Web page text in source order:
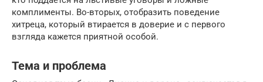
комплименты. Во-вторых, отобразить поведение
хитреца, который втирается в доверие и с первого
взгляда кажется приятной особой.
Тема и проблема